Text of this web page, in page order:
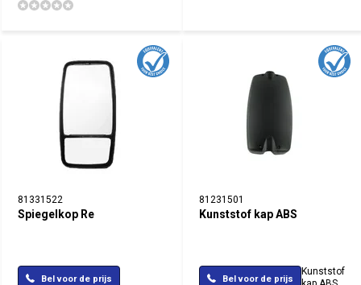
81331522
Spiegelkop Re
Bel voor de prijs
81231501
Kunststof kap ABS
Bel voor de prijs
Kunststof